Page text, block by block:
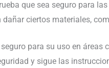
que sea seguro para
ciertos materiales,
para su uso en áreas
y sigue las